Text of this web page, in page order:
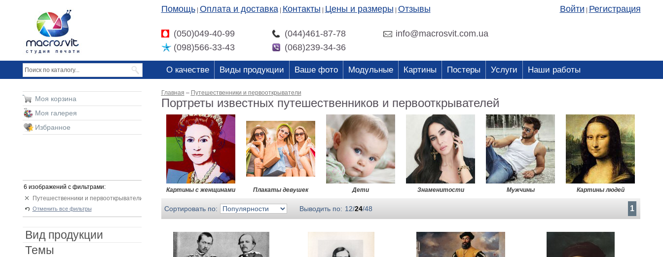
Помощь Оплата и доставка Контакты Цены и размеры Отзывы Войти Регистрация
(050)049-40-99 (044)461-87-78
info@macrosvit.com.ua
(098)566-33-43
(068)239-34-36
О качестве Виды продукции Ваше фото Модульные Картины Постеры Услуги Наши работы
Главная – Путешественники и первооткрыватели
Портреты известных путешественников и первооткрывателей
Картины с женщинами Плакаты девушек Дети Знаменитости Мужчины Картины людей
Сортировать по: Выводить по: 12/24/48 1
Моя корзина
Моя галерея
Избранное
6 изображений с фильтрами:
Путешественники и первооткрыватели
Отменить все фильтры
Вид продукции
Темы